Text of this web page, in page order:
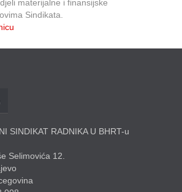
materijalne i finansijske
Sindikata.
SINDIKAT RADNIKA U BHRT-u
Selimovića 12.